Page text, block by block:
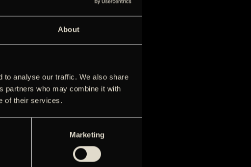
About
to analyse our traffic. We also share
partners who may combine it with
of their services.
Marketing
og kilden’
form.